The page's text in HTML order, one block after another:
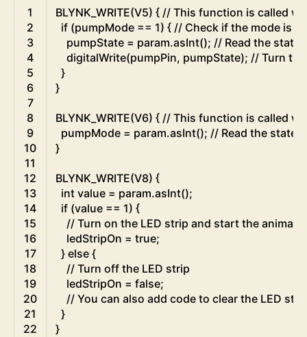
Arduino
1
2
3
4
5
6
7
8
9
10
11
12
13
14
15
16
17
18
19
20
21
22
BLYNK_WRITE(V5) { // This function is called
if (pumpMode == 1) { // Check if the mode is
pumpState = param.asInt(); // Read the state
digitalWrite(pumpPin, pumpState); // Turn
}
}
BLYNK_WRITE(V6) { // This function is called
pumpMode = param.asInt(); // Read the state
}
BLYNK_WRITE(V8) {
int value = param.asInt();
if (value == 1) {
// Turn on the LED strip and start the
ledStripOn = true;
} else {
// Turn off the LED strip
ledStripOn = false;
// You can also add code to clear the LED
}
}